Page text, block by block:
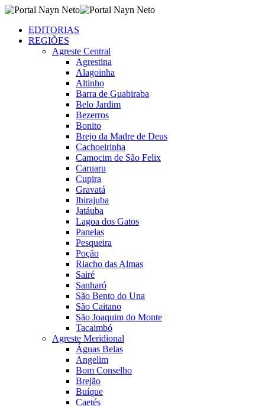
EDITORIAS
REGIÕES
Agreste Central
Agrestina
Alagoinha
Altinho
Barra de Guabiraba
Belo Jardim
Bezerros
Bonito
Brejo da Madre de Deus
Cachoeirinha
Camocim de São Felix
Caruaru
Cupira
Gravatá
Ibirajuba
Jatáuba
Lagoa dos Gatos
Panelas
Pesqueira
Poção
Riacho das Almas
Sairé
Sanharó
São Bento do Una
São Caitano
São Joaquim do Monte
Tacaimbó
Agreste Meridional
Águas Belas
Angelim
Bom Conselho
Brejão
Buíque
Caetés